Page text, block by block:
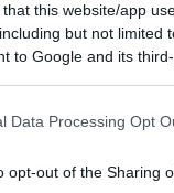
that this website/app
but not limited
to Google and its
Data Processing Opt
opt-out of the Sharing
scarico e
e
Vicina al paese
una presa